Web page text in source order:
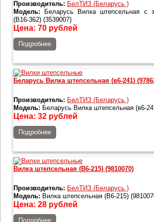
Производитель: БелТИЗ (Беларусь )
Модель: Беларусь Вилка штепсельная с
(В16-362) (3539007)
Цена: 70 рублей
Подробнее
Беларусь Вилка штепсельная (в6-241)
Производитель: БелТИЗ (Беларусь )
Модель: Беларусь Вилка штепсельная (в6-
Цена: 32 рублей
Подробнее
Вилка штепсельная (B6-215) (9810070)
Производитель: БелТИЗ (Беларусь )
Модель: Вилка штепсельная (B6-215)
Цена: 28 рублей
Подробнее